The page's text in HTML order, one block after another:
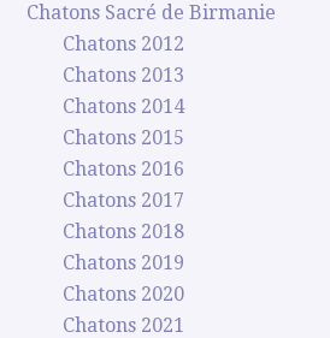
Chatons Sacré de Birmanie
Chatons 2012
Chatons 2013
Chatons 2014
Chatons 2015
Chatons 2016
Chatons 2017
Chatons 2018
Chatons 2019
Chatons 2020
Chatons 2021